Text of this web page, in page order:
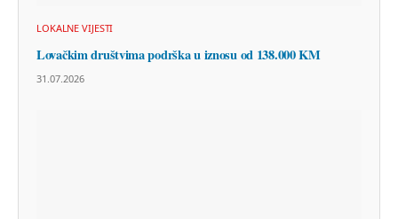
LOKALNE VIJESTI
Lovačkim društvima podrška u iznosu od 138.000 KM
31.07.2026